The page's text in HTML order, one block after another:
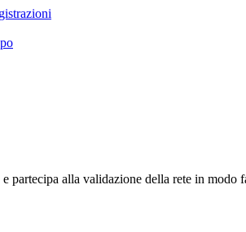
partecipa alla validazione della rete in modo